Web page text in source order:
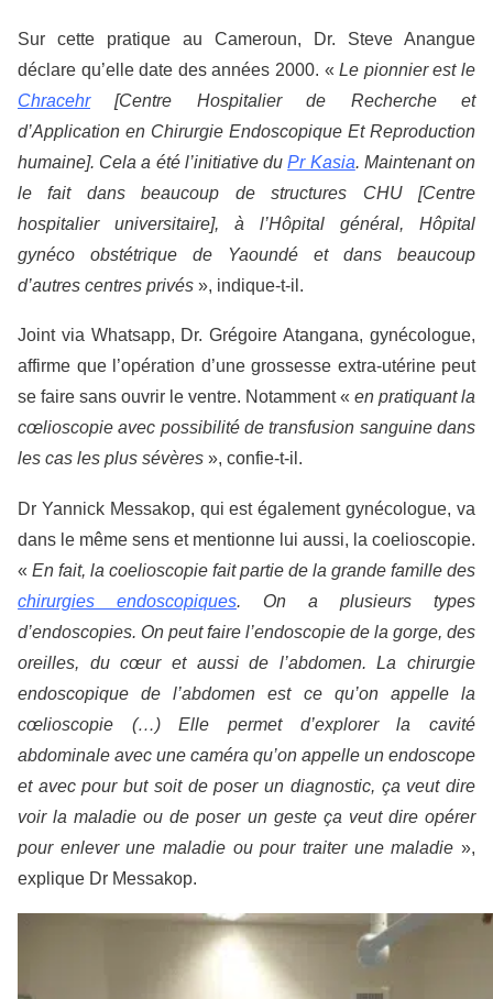
Sur cette pratique au Cameroun, Dr. Steve Anangue
déclare qu’elle date des années 2000. « Le pionnier est le
Chracehr[Centre Hospitalier de Recherche et
d’Application en Chirurgie Endoscopique Et Reproduction
humaine]. Cela a été l’initiative duPr Kasia. Maintenant on
le fait dans beaucoup de structures CHU [Centre
hospitalier universitaire], à l’Hôpital général, Hôpital
gynéco obstétrique de Yaoundé et dans beaucoup
d’autres centres privés », indique-t-il.
Joint via Whatsapp, Dr. Grégoire Atangana, gynécologue,
affirme que l’opération d’une grossesse extra-utérine peut
se faire sans ouvrir le ventre. Notamment « en pratiquant la
cœlioscopie avec possibilité de transfusion sanguine dans
les cas les plus sévères », confie-t-il.
Dr Yannick Messakop, qui est également gynécologue, va
dans le même sens et mentionne lui aussi, la coelioscopie.
« En fait, la coelioscopie fait partie de la grande famille des
chirurgies endoscopiques. On a plusieurs types
d’endoscopies. On peut faire l’endoscopie de la gorge, des
oreilles, du cœur et aussi de l’abdomen. La chirurgie
endoscopique de l’abdomen est ce qu’on appelle la
cœlioscopie (…) Elle permet d’explorer la cavité
abdominale avec une caméra qu’on appelle un endoscope
et avec pour but soit de poser un diagnostic, ça veut dire
voir la maladie ou de poser un geste ça veut dire opérer
pour enlever une maladie ou pour traiter une maladie »,
explique Dr Messakop.